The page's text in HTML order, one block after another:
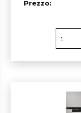
Prezzo: